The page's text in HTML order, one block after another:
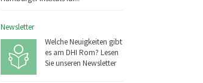
Newsletter
Welche Neuigkeiten gibt
es am DHI Rom? Lesen
Sie unseren Newsletter